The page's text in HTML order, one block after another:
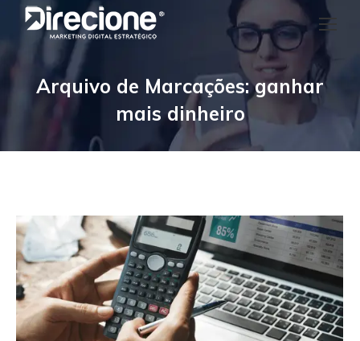
Arquivo de Marcações:ganhar
mais dinheiro